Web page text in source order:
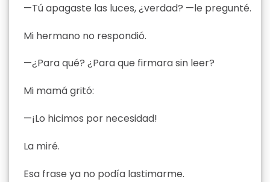
—Tú apagaste las luces, ¿verdad? —le pregunté.
Mi hermano no respondió.
—¿Para qué? ¿Para que firmara sin leer?
Mi mamá gritó:
—¡Lo hicimos por necesidad!
La miré.
Esa frase ya no podía lastimarme.